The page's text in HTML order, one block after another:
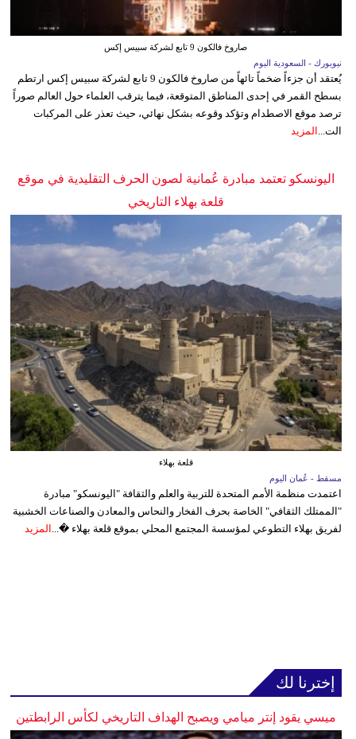
صاروخ فالكون 9 تابع لشركة سبيس إكس
نيويورك - السعودية اليوم
يُعتقد أن جزءاً ضخماً تائهاً من صاروخ فالكون 9 تابع لشركة سبيس إكس ارتطم
بسطح القمر في إحدى المناطق المتوقعة، فيما يترقب العلماء حول العالم صوراً
ترصد موقع الاصطدام وتؤكد وقوعه بشكل نهائي، حيث تعذر على المركبات
الت... المزيد
اليونسكو تعتمد مبادرة عُمانية لصون الحرف التقليدية في موقع
قلعة بهلاء التاريخي
قلعة بهلاء
مسقط - عُمان اليوم
اعتمدت منظمة الأمم المتحدة للتربية والعلم والثقافة "اليونسكو" مبادرة
"الممتلك الثقافي" الخاصة بحرف الفخار والنحاس والمعادن والصناعات الخشبية
لفريق بهلاء التطوعي لمؤسسة المجتمع المحلي بموقع قلعة بهلاء �... المزيد
إخترنا لك
ميسي يقود إنتر ميامي ويصبح الهداف التاريخي لكأس الرابطتين